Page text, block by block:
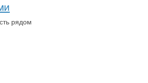
рядом